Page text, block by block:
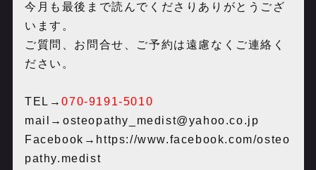
今月も最後まで読んでくださりありがとうござ
います。
ご質問、お問合せ、ご予約は遠慮なくご連絡く
ださい。
TEL→070-9191-5010
mail→osteopathy_medist@yahoo.co.jp
Facebook→https://www.facebook.com/osteo
pathy.medist